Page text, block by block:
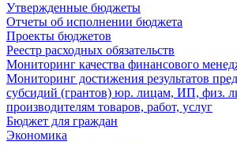
Утвержденные бюджеты
Отчеты об исполнении бюджета
Проекты бюджетов
Реестр расходных обязательств
Мониторинг качества финансового
Мониторинг достижения результатов
субсидий (грантов) юр. лицам, ИП, физ.
производителям товаров, работ, услуг
Бюджет для граждан
Экономика